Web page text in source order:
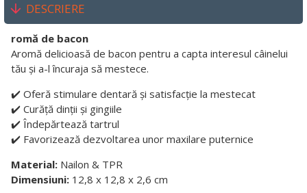
DESCRIERE
romă de bacon
Aromă delicioasă de bacon pentru a capta interesul câinelui
tău și a-l încuraja să mestece.
✔️ Oferă stimulare dentară și satisfacție la mestecat
✔️ Curăță dinții și gingiile
✔️ Îndepărtează tartrul
✔️ Favorizează dezvoltarea unor maxilare puternice
Material: Nailon & TPR
Dimensiuni: 12,8 x 12,8 x 2,6 cm